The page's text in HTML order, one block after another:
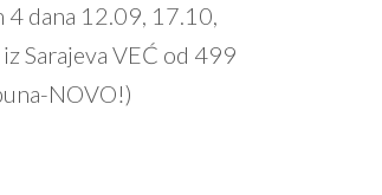
4 dana 12.09, 17.10,
Sarajeva VEĆ od 499
NOVO!)